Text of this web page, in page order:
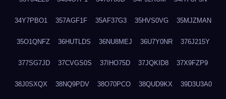
34Y7PBO1 357AGF1F 35AF37G3 35HVS0VG 35MJZMAN
35O1QNFZ 36HUTLDS 36NU8MEJ 36U7Y0NR 376J215Y
377SG7JD 37CVGS0S 37IHO75D 37JQKID8 37X9FZP9
38J0SXQX 38NQ9PDV 38O70PCO 38QUD9KX 39D3U3A0